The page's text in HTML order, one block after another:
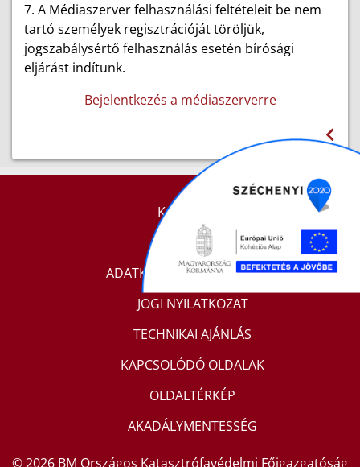
7. A Médiaszerver felhasználási feltételeit be nem
tartó személyek regisztrációját töröljük,
jogszabálysértő felhasználás esetén bírósági
eljárást indítunk.
Bejelentkezés a médiaszerverre
KAPCSOLAT
IMPRESSZUM
ADATKEZELÉSI TÁJÉKOZTATÓ
JOGI NYILATKOZAT
TECHNIKAI AJÁNLÁS
KAPCSOLÓDÓ OLDALAK
OLDALTÉRKÉP
AKADÁLYMENTESSÉG
© 2026 BM Országos Katasztrófavédelmi Főigazgatóság